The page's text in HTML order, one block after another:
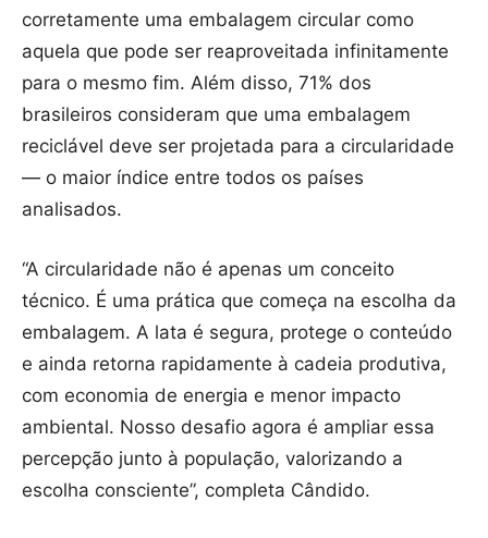
corretamente uma embalagem circular como
aquela que pode ser reaproveitada infinitamente
para o mesmo fim. Além disso, 71% dos
brasileiros consideram que uma embalagem
reciclável deve ser projetada para a circularidade
— o maior índice entre todos os países
analisados.
“A circularidade não é apenas um conceito
técnico. É uma prática que começa na escolha da
embalagem. A lata é segura, protege o conteúdo
e ainda retorna rapidamente à cadeia produtiva,
com economia de energia e menor impacto
ambiental. Nosso desafio agora é ampliar essa
percepção junto à população, valorizando a
escolha consciente”, completa Cândido.